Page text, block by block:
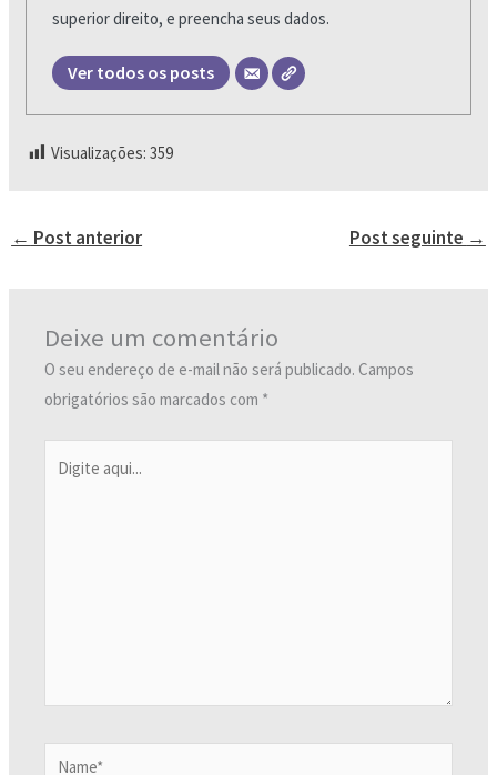
superior direito, e preencha seus dados.
Ver todos os posts
Visualizações: 359
← Post anterior Post seguinte →
Deixe um comentário
O seu endereço de e-mail não será publicado. Campos
obrigatórios são marcados com *
aqui...
Name*